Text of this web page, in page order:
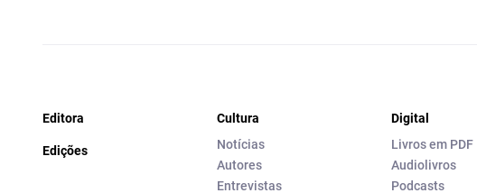
Editora
Edições
Cultura
Notícias
Autores
Entrevistas
Digital
Livros em PDF
Audiolivros
Podcasts